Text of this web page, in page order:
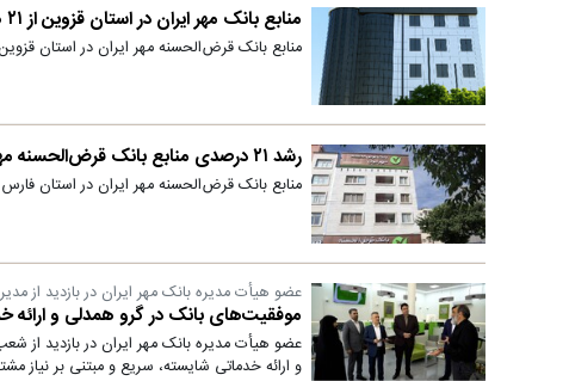
منابع بانک مهر ایران در استان قزوین از ۲۱ همت عبور کرد
منابع بانک قرض‌الحسنه مهر ایران در استان قزوین با رشد ۱۶ درصدی نسبت به ابتدای سال به رقم ۲۱۳هزار
رشد ۲۱ درصدی منابع بانک قرض‌الحسنه مهر ایران در استان فارس
منابع بانک قرض‌الحسنه مهر ایران در استان فارس از ابتدای سال با رشد ۲۱ درصدی
عضو هیأت‌ مدیره بانک مهر ایران در بازدید از
موفقیت‌های بانک در گرو همدلی و
عضو هیأت ‌مدیره بانک مهر ایران در بازدید از
و ارائه خدماتی شایسته، سریع و مبتنی بر نیاز